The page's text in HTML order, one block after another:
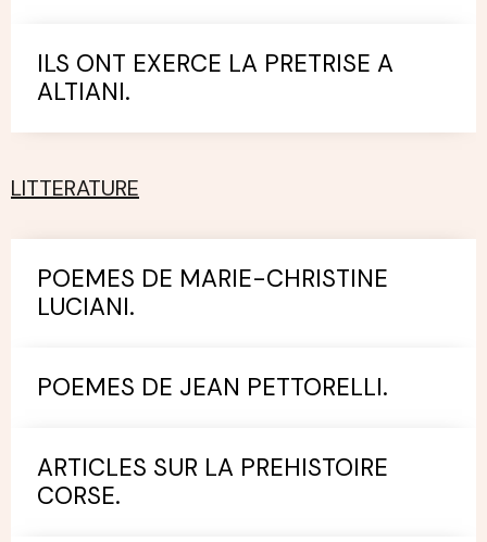
ILS ONT EXERCE LA PRETRISE A
ALTIANI.
LITTERATURE
POEMES DE MARIE-CHRISTINE
LUCIANI.
POEMES DE JEAN PETTORELLI.
ARTICLES SUR LA PREHISTOIRE
CORSE.